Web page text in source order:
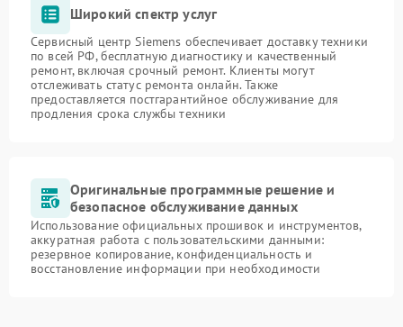
Широкий спектр услуг
Сервисный центр Siemens обеспечивает доставку техники
по всей РФ, бесплатную диагностику и качественный
ремонт, включая срочный ремонт. Клиенты могут
отслеживать статус ремонта онлайн. Также
предоставляется постгарантийное обслуживание для
продления срока службы техники
Оригинальные программные решение и
безопасное обслуживание данных
Использование официальных прошивок и инструментов,
аккуратная работа с пользовательскими данными:
резервное копирование, конфиденциальность и
восстановление информации при необходимости